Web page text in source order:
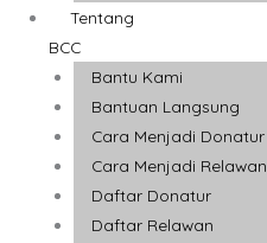
Tentang
BCC
Bantu Kami
Bantuan Langsung
Cara Menjadi Donatur
Cara Menjadi Relawan
Daftar Donatur
Daftar Relawan